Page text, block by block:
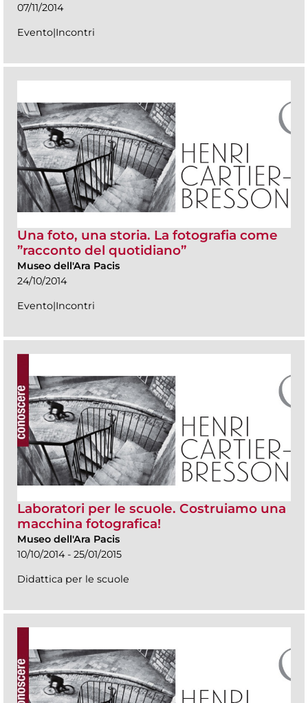
07/11/2014
Evento|Incontri
Una foto, una storia. La fotografia come
”racconto del quotidiano”
Museo dell'Ara Pacis
24/10/2014
Evento|Incontri
Laboratori per le scuole. Costruiamo una
macchina fotografica!
Museo dell'Ara Pacis
10/10/2014 - 25/01/2015
Didattica per le scuole